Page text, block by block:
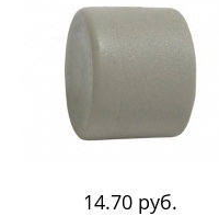
14.70 руб.